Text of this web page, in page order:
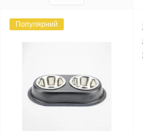
Популярний